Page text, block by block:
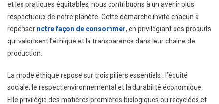
et les pratiques équitables, nous contribuons à un avenir plus
respectueux de notre planète. Cette démarche invite chacun à
repenser notre façon de consommer, en privilégiant des produits
qui valorisent l’éthique et la transparence dans leur chaîne de
production.
La mode éthique repose sur trois piliers essentiels : l’équité
sociale, le respect environnemental et la durabilité économique.
Elle privilégie des matières premières biologiques ou recyclées et